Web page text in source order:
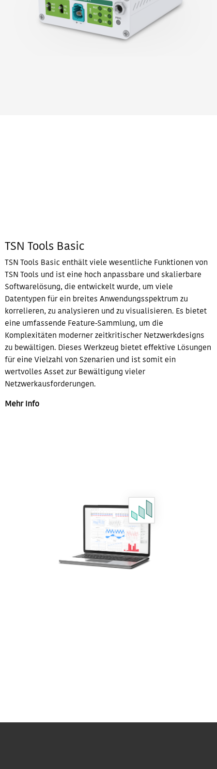
TSN Tools Basic
TSN Tools Basic enthält viele wesentliche Funktionen von
TSN Tools und ist eine hoch anpassbare und skalierbare
Softwarelösung, die entwickelt wurde, um viele
Datentypen für ein breites Anwendungsspektrum zu
korrelieren, zu analysieren und zu visualisieren. Es bietet
eine umfassende Feature-Sammlung, um die
Komplexitäten moderner zeitkritischer Netzwerkdesigns
zu bewältigen. Dieses Werkzeug bietet effektive Lösungen
für eine Vielzahl von Szenarien und ist somit ein
wertvolles Asset zur Bewältigung vieler
Netzwerkausforderungen.
Mehr Info